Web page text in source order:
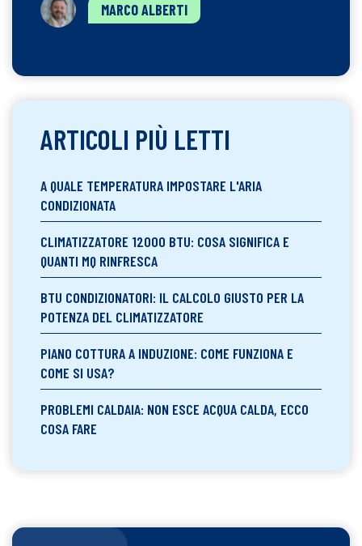
MARCO ALBERTI
ARTICOLI PIÙ LETTI
A QUALE TEMPERATURA IMPOSTARE L'ARIA
CONDIZIONATA
CLIMATIZZATORE 12000 BTU: COSA SIGNIFICA E
QUANTI MQ RINFRESCA
BTU CONDIZIONATORI: IL CALCOLO GIUSTO PER LA
POTENZA DEL CLIMATIZZATORE
PIANO COTTURA A INDUZIONE: COME FUNZIONA E
COME SI USA?
PROBLEMI CALDAIA: NON ESCE ACQUA CALDA, ECCO
COSA FARE